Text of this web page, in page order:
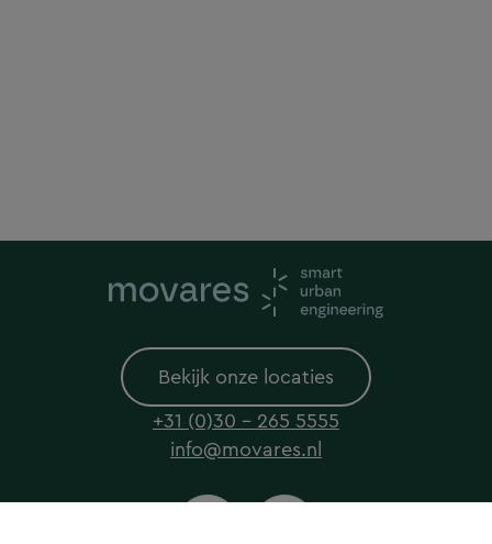
Bekijk onze locaties
+31 (0)30 - 265 5555
info@movares.nl